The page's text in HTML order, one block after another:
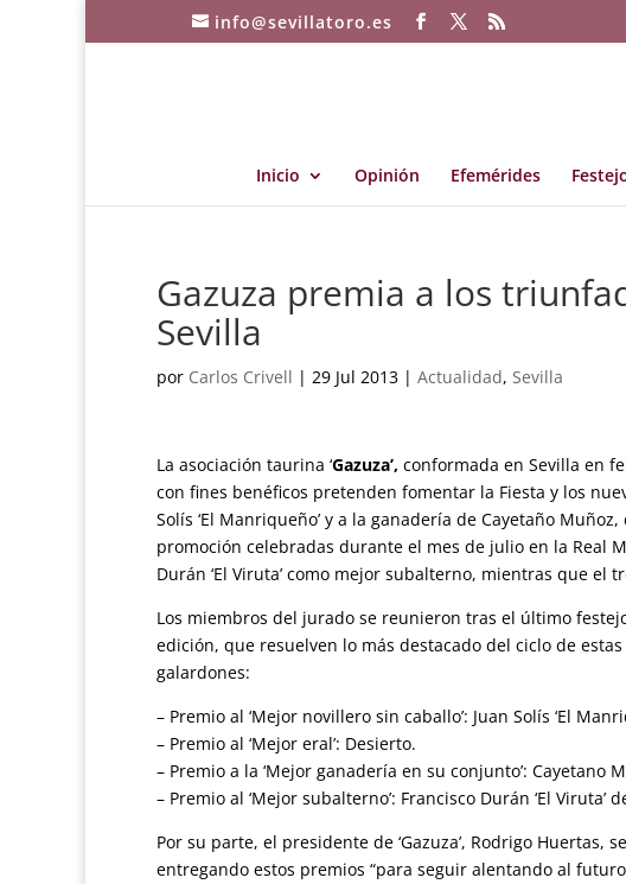
info@sevillatoro.es
Inicio Opinión Efemérides
Gazuza premia a los
Sevilla
por Carlos Crivell | 29 Jul 2013 | Actualidad, Sevilla
La asociación taurina ‘Gazuza’, conformada en Sevilla en
con fines benéficos pretenden fomentar la Fiesta y los
Solís ‘El Manriqueño’ y a la ganadería de Cayetaño
promoción celebradas durante el mes de julio en la Real
Durán ‘El Viruta’ como mejor subalterno, mientras que el
Los miembros del jurado se reunieron tras el último
edición, que resuelven lo más destacado del ciclo de
galardones:
– Premio al ‘Mejor novillero sin caballo’: Juan Solís ‘El
– Premio al ‘Mejor eral’: Desierto.
– Premio a la ‘Mejor ganadería en su conjunto’: Cayetano
– Premio al ‘Mejor subalterno’: Francisco Durán ‘El Viruta’
Por su parte, el presidente de ‘Gazuza’, Rodrigo
entregando estos premios “para seguir alentando al